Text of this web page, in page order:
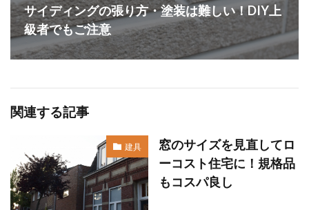
サイディングの張り方・塗装は難しい！DIY上
級者でもご注意
関連する記事
建具
窓のサイズを見直してロ
ーコスト住宅に！規格品
もコスパ良し